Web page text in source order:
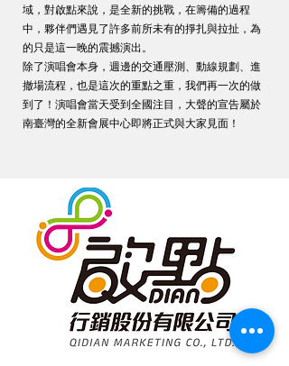
域，對啟點來說，是全新的挑戰，在籌備的過程
中，夥伴們遇見了許多前所未有的掙扎與拉扯，為
的只是這一晚的震撼演出。
除了演唱會本身，週邊的交通壓測、動線規劃、進
撤場流程，也是這次的重點之重，我們再一次的做
到了！演唱會當天受到全國注目，大聲的宣告屬於
南臺灣的全新會展中心即將正式與大家見面！